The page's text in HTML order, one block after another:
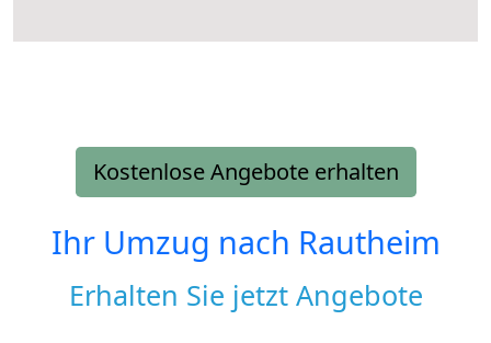
Kostenlose Angebote erhalten
Ihr Umzug nach Rautheim
Erhalten Sie jetzt Angebote